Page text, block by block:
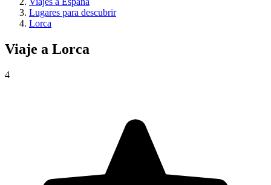
Lugares para descubrir
Lorca
Viaje a Lorca
4